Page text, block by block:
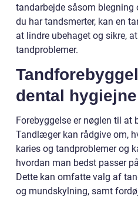
tandarbejde såsom blegning
du har tandsmerter, kan en
at lindre ubehaget og sikre,
tandproblemer.
dental hygiejne
Forebyggelse er nøglen til at
Tandlæger kan rådgive om,
karies og tandproblemer og
hvordan man bedst passer
Dette kan omfatte valg af
og mundskylning, samt